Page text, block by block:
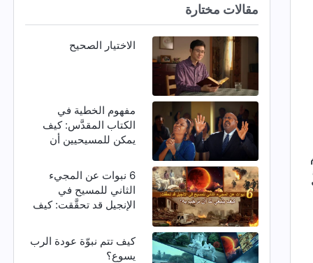
مقالات مختارة
الاختيار الصحيح
مفهوم الخطية في
الكتاب المقدَّس: كيف
يمكن للمسيحيين أن
6 نبوات عن المجيء
الثاني للمسيح في
الإنجيل قد تحقَّقت: كيف
كيف تتم نبوّة عودة الرب
يسوع؟